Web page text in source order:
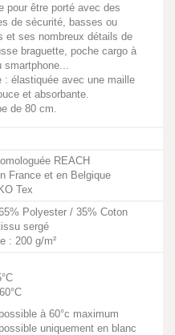
pour être porté avec des
de sécurité, basses ou
et ses nombreux détails de
braguette, poche cargo à
smartphone...
: élastiquée avec une maille
et absorbante.
de 80 cm.
REACH
France et en Belgique
Tex
Polyester / 35% Coton
sergé
: 200 g/m²
à 60°c maximum
uniquement en blanc